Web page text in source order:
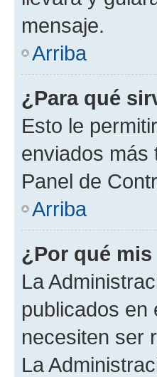
mensaje.
Arriba
¿Para qué
Esto le
enviados más
Panel de
Arriba
¿Por qué
La
publicados en
necesiten ser
La